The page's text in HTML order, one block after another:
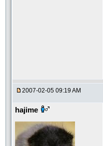
2007-02-05 09:19 AM
hajime